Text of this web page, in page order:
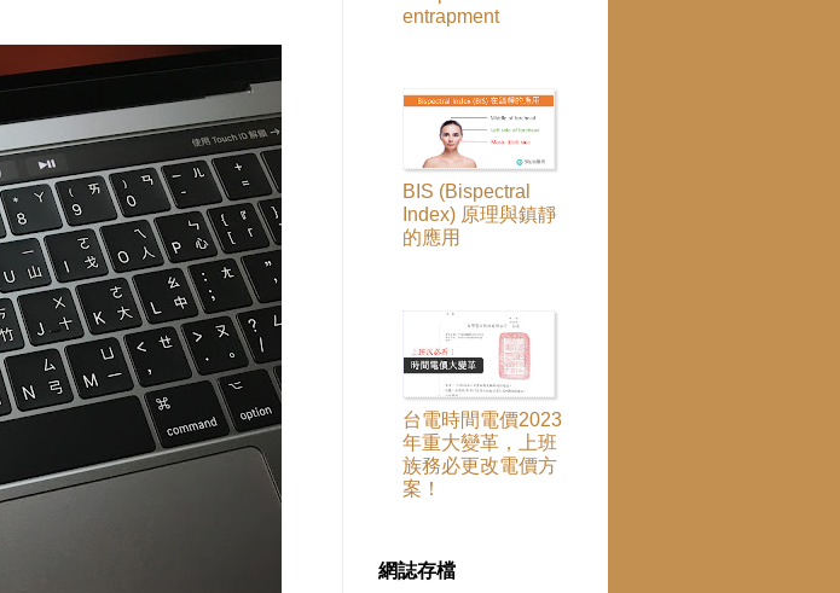
entrapment
BIS (Bispectral
Index) 原理與鎮靜
的應用
台電時間電價2023
年重大變革，上班
族務必更改電價方
案！
網誌存檔